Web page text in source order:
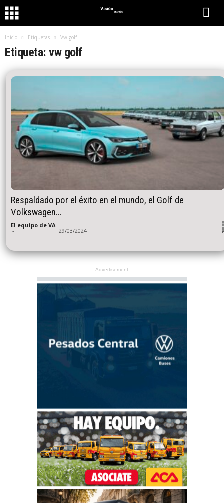
Inicio Etiquetas Vw golf
Etiqueta: vw golf
Respaldado por el éxito en el mundo, el Golf de
Volkswagen...
El equipo de VA
- 29/03/2024
- Advertisement -